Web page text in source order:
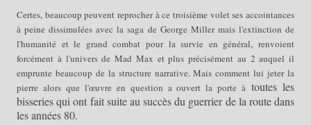
Certes, beaucoup peuvent reprocher à ce troisième volet ses accointances
à peine dissimulées avec la saga de George Miller mais l'extinction de
l'humanité et le grand combat pour la survie en général, renvoient
forcément à l'univers de Mad Max et plus précisément au 2 auquel il
emprunte beaucoup de lastructure narrative. Mais comment lui jeter la
pierre alorsque l'œuvre en question aouvert la porte à toutes les
bisseries qui ont fait suite au succès du guerrierde la route dans
les années 80.